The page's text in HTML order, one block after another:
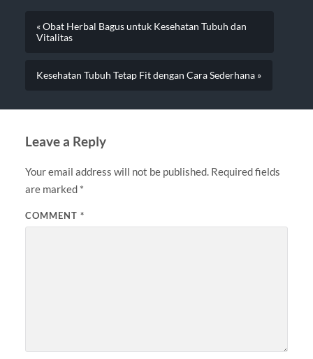
« Obat Herbal Bagus untuk Kesehatan Tubuh dan
Vitalitas
Kesehatan Tubuh Tetap Fit dengan Cara Sederhana »
Leave a Reply
Your email address will not be published. Required fields
are marked *
COMMENT *